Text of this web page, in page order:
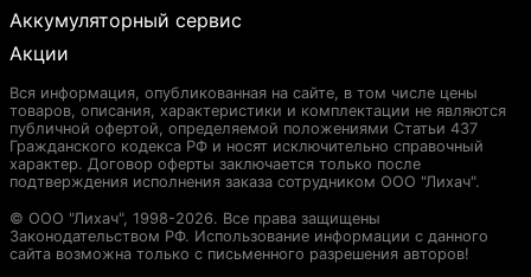
Аккумуляторный сервис
Акции
Вся информация, опубликованная на сайте, в том числе цены
товаров, описания, характеристики и комплектации не являются
публичной офертой, определяемой положениями Статьи 437
Гражданского кодекса РФ и носят исключительно справочный
характер. Договор оферты заключается только после
подтверждения исполнения заказа сотрудником ООО "Лихач".
© ООО "Лихач", 1998-2026. Все права защищены
Законодательством РФ. Использование информации с данного
сайта возможна только с письменного разрешения авторов!